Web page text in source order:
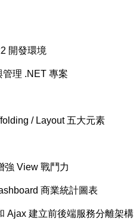
開發環境
理 .NET 專案
/ Layout 五大元素
View 戰鬥力
商業統計圖表
Ajax 建立前後端服務分離架構